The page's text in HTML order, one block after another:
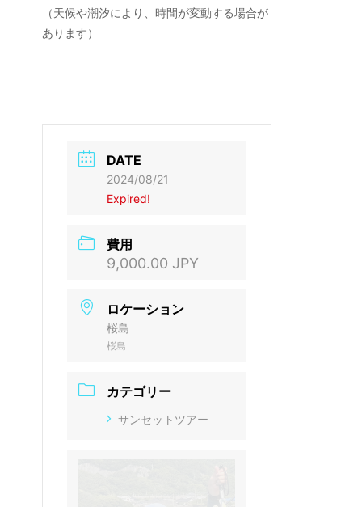
（天候や潮汐により、時間が変動する場合が
あります）
DATE
2024/08/21
Expired!
費用
9,000.00 JPY
ロケーション
桜島
桜島
カテゴリー
サンセットツアー